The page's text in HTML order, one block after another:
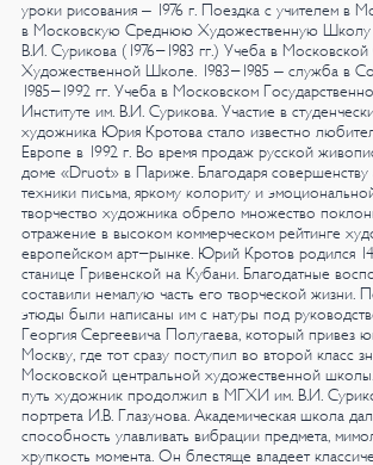
уроки рисования – 1976 г. Поездка с учителем в
в Московскую Среднюю Художественную Школу
В.И. Сурикова (1976-1983 гг.) Учеба в
Художественной Школе. 1983-1985 – служба в
1985-1992 гг. Учеба в Московском
Институте им. В.И. Сурикова. Участие в
художника Юрия Кротова стало известно
Европе в 1992 г. Во время продаж русской
доме «Druot» в Париже. Благодаря совершенству
техники письма, яркому колориту и
творчество художника обрело множество
отражение в высоком коммерческом рейтинге
европейском арт-рынке. Юрий Кротов родился
станице Гривенской на Кубани. Благодатные
составили немалую часть его творческой жизни.
этюды были написаны им с натуры под
Георгия Сергеевича Полугаева, который привез
Москву, где тот сразу поступил во второй класс
Московской центральной художественной
путь художник продолжил в МГХИ им. В.И.
портрета И.В. Глазунова. Академическая школа
способность улавливать вибрации предмета,
хрупкость момента. Он блестяще владеет